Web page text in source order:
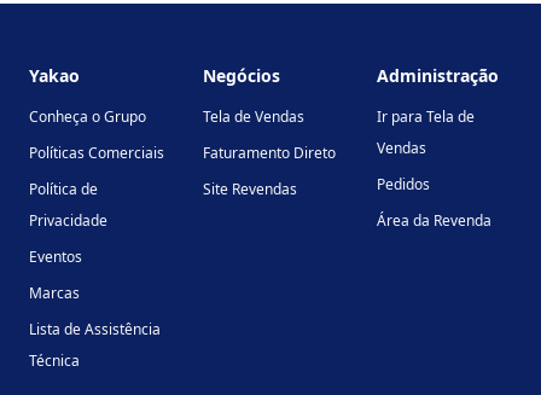
Yakao
Conheça o Grupo
Políticas Comerciais
Política de
Privacidade
Eventos
Marcas
Lista de Assistência
Técnica
Negócios
Tela de Vendas
Faturamento Direto
Site Revendas
Administração
Ir para Tela de
Vendas
Pedidos
Área da Revenda